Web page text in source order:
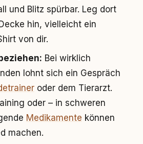
und Blitz spürbar. Leg dort
hin, vielleicht ein
von dir.
Bei wirklich
lohnt sich ein Gespräch
oder dem Tierarzt.
oder – in schweren
Medikamente können
machen.